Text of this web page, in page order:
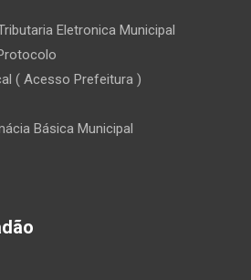
Eletronica Municipal
( Acesso Prefeitura )
Básica Municipal